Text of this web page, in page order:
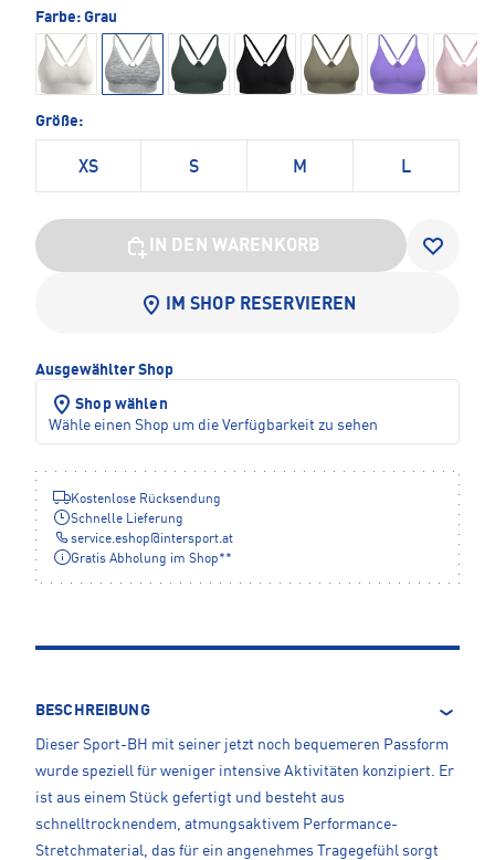
Farbe: Grau
Größe:
XS S M L
IN DEN WARENKORB
IM SHOP RESERVIEREN
Ausgewählter Shop
Shop wählen
Wähle einen Shop um die Verfügbarkeit zu sehen
Kostenlose Rücksendung
Schnelle Lieferung
service.eshop@intersport.at
Gratis Abholung im Shop**
BESCHREIBUNG
Dieser Sport-BH mit seiner jetzt noch bequemeren Passform
wurde speziell für weniger intensive Aktivitäten konzipiert. Er
ist aus einem Stück gefertigt und besteht aus
schnelltrocknendem, atmungsaktivem Performance-
Stretchmaterial, das für ein angenehmes Tragegefühl sorgt